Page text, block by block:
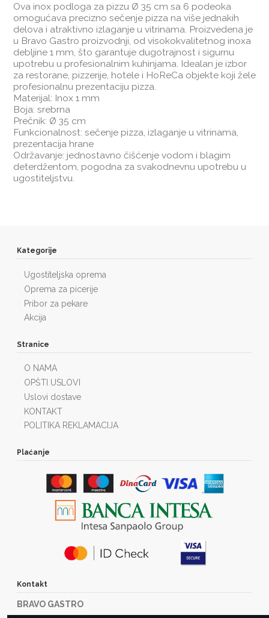
Ova inox podloga za pizzu Ø 35 cm sa 6 podeoka
omogućava precizno sečenje pizza na više jednakih
delova i atraktivno izlaganje u vitrinama. Proizvedena je
u Bravo Gastro proizvodnji, od visokokvalitetnog inoxa
debljine 1 mm, što garantuje dugotrajnost i sigurnu
upotrebu u profesionalnim kuhinjama. Idealan je izbor
za restorane, pizzerije, hotele i HoReCa objekte koji žele
profesionalnu prezentaciju pizza.
Materijal: Inox 1 mm
Boja: srebrna
Prečnik: Ø 35 cm
Funkcionalnost: sečenje pizza, izlaganje u vitrinama,
prezentacija hrane
Održavanje: jednostavno čišćenje vodom i blagim
deterdžentom, pogodna za svakodnevnu upotrebu u
ugostiteljstvu.
Kategorije
Ugostiteljska oprema
Oprema za picerije
Pribor za pekare
Akcija
Stranice
O NAMA
OPŠTI USLOVI
Uslovi dostave
KONTAKT
POLITIKA REKLAMACIJA
Plaćanje
Kontakt
BRAVO GASTRO